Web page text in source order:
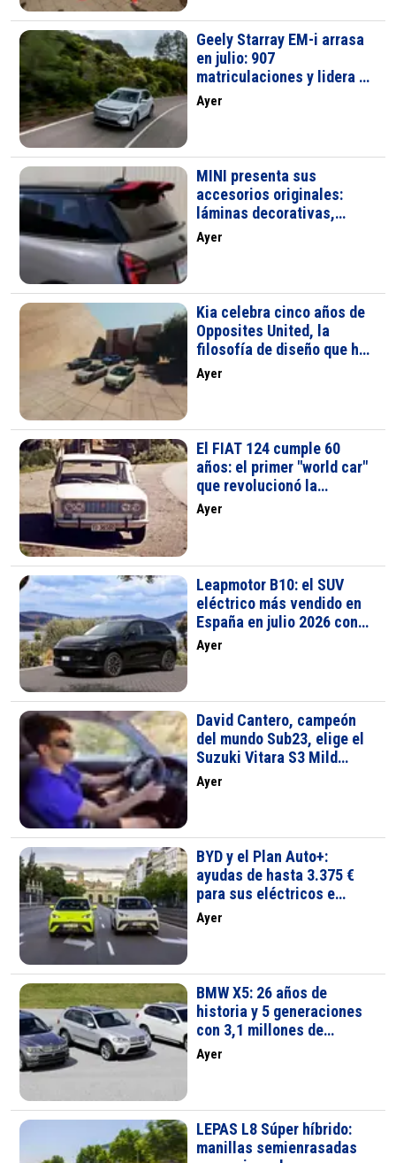
Geely Starray EM-i arrasa
en julio: 907
matriculaciones y lidera el
segmento C-SUV PHEV en
España
Ayer
MINI presenta sus
accesorios originales:
láminas decorativas,
llantas JCW y
aerodinámica deportiva
Ayer
Kia celebra cinco años de
Opposites United, la
filosofía de diseño que ha
conquistado premios
mundiales
Ayer
El FIAT 124 cumple 60
años: el primer "world car"
que revolucionó la
movilidad global con 20
millones de unidades
Ayer
Leapmotor B10: el SUV
eléctrico más vendido en
España en julio 2026 con
506 unidades
Ayer
David Cantero, campeón
del mundo Sub23, elige el
Suzuki Vitara S3 Mild
Hybrid
Ayer
BYD y el Plan Auto+:
ayudas de hasta 3.375 €
para sus eléctricos e
híbridos
Ayer
BMW X5: 26 años de
historia y 5 generaciones
con 3,1 millones de
unidades
Ayer
LEPAS L8 Súper híbrido:
manillas semienrasadas